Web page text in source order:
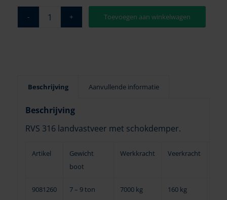
Toevoegen aan winkelwagen
Beschrijving Aanvullende informatie
Beschrijving
RVS 316 landvastveer met schokdemper.
Artikel
Gewicht
boot
Werkkracht Veerkracht
9081260 7 – 9 ton 7000 kg 160 kg